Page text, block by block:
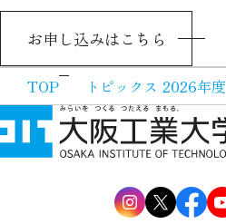
お申し込みはこちら
TOP トピックス 2026年度